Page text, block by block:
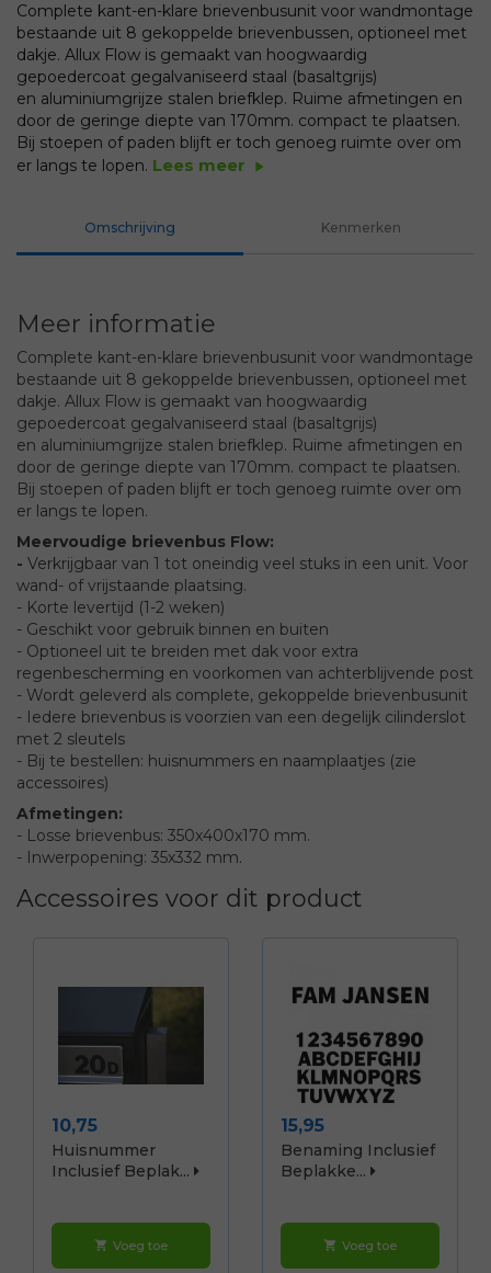
Complete kant-en-klare brievenbusunit voor wandmontage
bestaande uit 8 gekoppelde brievenbussen, optioneel met
dakje. Allux Flow is gemaakt van hoogwaardig
gepoedercoat gegalvaniseerd staal (basaltgrijs)
en aluminiumgrijze stalen briefklep. Ruime afmetingen en
door de geringe diepte van 170mm. compact te plaatsen.
Bij stoepen of paden blijft er toch genoeg ruimte over om
er langs te lopen. Lees meer play_arrow
Omschrijving Kenmerken
Meer informatie
Complete kant-en-klare brievenbusunit voor wandmontage
bestaande uit 8 gekoppelde brievenbussen, optioneel met
dakje. Allux Flow is gemaakt van hoogwaardig
gepoedercoat gegalvaniseerd staal (basaltgrijs)
en aluminiumgrijze stalen briefklep. Ruime afmetingen en
door de geringe diepte van 170mm. compact te plaatsen.
Bij stoepen of paden blijft er toch genoeg ruimte over om
er langs te lopen.
Meervoudige brievenbus Flow:
- Verkrijgbaar van 1 tot oneindig veel stuks in een unit. Voor
wand- of vrijstaande plaatsing.
- Korte levertijd (1-2 weken)
- Geschikt voor gebruik binnen en buiten
- Optioneel uit te breiden met dak voor extra
regenbescherming en voorkomen van achterblijvende post
- Wordt geleverd als complete, gekoppelde brievenbusunit
- Iedere brievenbus is voorzien van een degelijk cilinderslot
met 2 sleutels
- Bij te bestellen: huisnummers en naamplaatjes (zie
accessoires)
Afmetingen:
- Losse brievenbus: 350x400x170 mm.
- Inwerpopening: 35x332 mm.
Accessoires voor dit product
Prijs
10,75
Huisnummer
Inclusief Beplak...
shopping_cart Voeg toe
Prijs
15,95
Benaming Inclusief
Beplakke...
shopping_cart Voeg toe